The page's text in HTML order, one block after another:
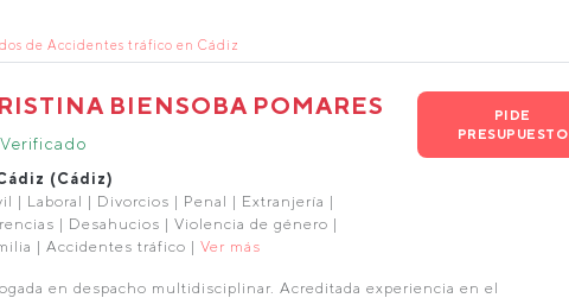
de Accidentes tráfico en Cádiz
BIENSOBA POMARES
Verificado
(Cádiz)
| Laboral | Divorcios | Penal | Extranjería |
| Desahucios | Violencia de género |
| Accidentes tráfico | Ver más
PIDE
PRESUPUESTO
en despacho multidisciplinar. Acreditada experiencia en el